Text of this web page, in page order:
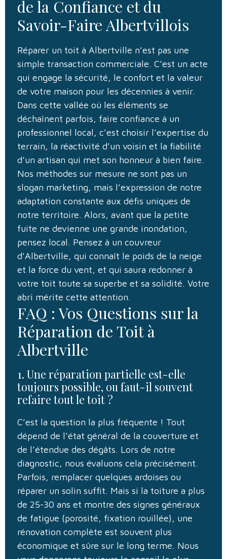
de la Confiance et du
Savoir-Faire Albertvillois
Réparer un toit à Albertville n’est pas une
simple transaction commerciale. C’est un acte
qui engage la sécurité, le confort et la valeur
de votre maison pour les décennies à venir.
Dans cette vallée où les éléments se
déchaînent parfois, faire confiance à un
professionnel local, c’est choisir l’expertise du
terrain, la réactivité d’un voisin et la fiabilité
d’un artisan qui met son honneur à bien faire.
Nos méthodes sur mesure ne sont pas un
slogan marketing, mais l’expression de notre
adaptation constante aux défis uniques de
notre territoire. Alors, avant que la petite
fuite ne devienne une grande inondation,
pensez local. Pensez à un couvreur
d’Albertville, qui connaît le poids de la neige
et la force du vent, et qui saura redonner à
votre toit toute sa superbe et sa solidité. Votre
abri mérite cette attention.
FAQ : Vos Questions sur la
Réparation de Toit à
Albertville
1. Une réparation partielle est-elle
toujours possible, ou faut-il souvent
refaire tout le toit ?
C’est la question la plus fréquente ! Tout
dépend de l’état général de la couverture et
de l’étendue des dégâts. Lors de notre
diagnostic, nous évaluons cela précisément.
Parfois, remplacer quelques ardoises ou
réparer un solin suffit. Mais si la toiture a plus
de 25-30 ans et montre des signes généraux
de fatigue (porosité, fixation rouillée), une
rénovation complète est souvent plus
économique et sûre sur le long terme. Nous